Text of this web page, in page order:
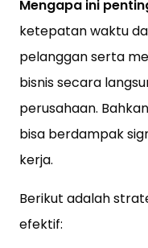
Mengapa ini
ketepatan waktu
pelanggan serta
bisnis secara
perusahaan.
bisa berdampak
kerja.
Berikut adalah
efektif: